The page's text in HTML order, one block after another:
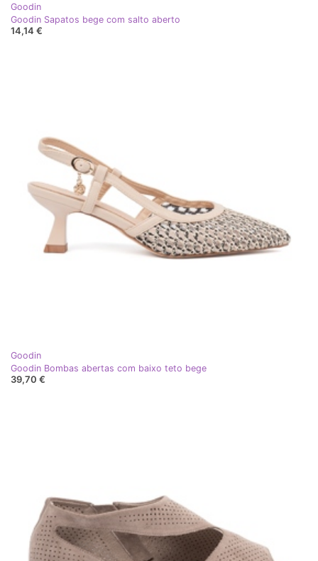
Goodin
Goodin Sapatos bege com salto aberto
14,14 €
Goodin
Goodin Bombas abertas com baixo teto bege
39,70 €